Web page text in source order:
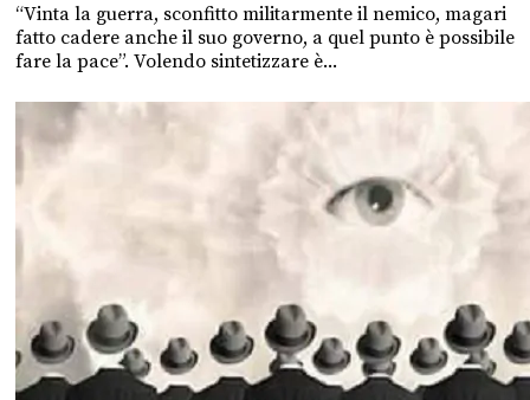
“Vinta la guerra, sconfitto militarmente il nemico, magari
fatto cadere anche il suo governo, a quel punto è possibile
fare la pace”. Volendo sintetizzare è...